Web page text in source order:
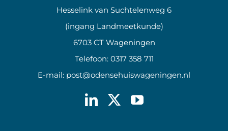
Hesselink van Suchtelenweg 6
(ingang Landmeetkunde)
6703 CT Wageningen
Telefoon: 0317 358 711
E-mail: post@odensehuiswageningen.nl